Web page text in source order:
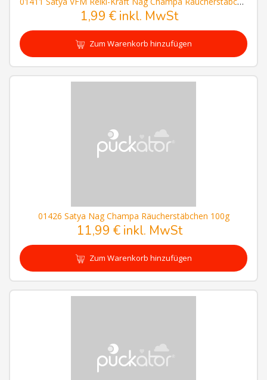
1,99 € inkl. MwSt
Zum Warenkorb hinzufügen
01426 Satya Nag Champa Räucherstäbchen 100g
11,99 € inkl. MwSt
Zum Warenkorb hinzufügen